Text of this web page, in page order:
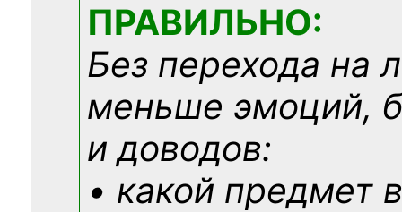
ПРАВИЛЬНО:
Без перехода на
меньше эмоций,
и доводов:
• какой предмет